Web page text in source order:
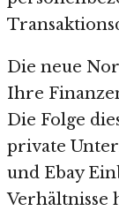
Die neue
Ihre
Die Folge
private
und Ebay
Verhältnisse